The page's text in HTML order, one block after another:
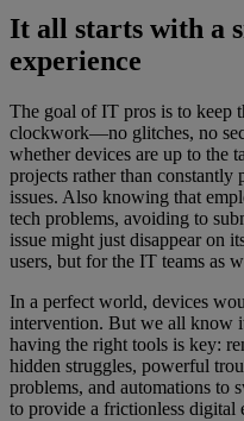
It all starts with a
experience
The goal of IT pros is to keep
clockwork—no glitches, no
whether devices are up to the
projects rather than constantly
issues. Also knowing that
tech problems, avoiding to
issue might just disappear on
users, but for the IT teams as
In a perfect world, devices
intervention. But we all know
having the right tools is key:
hidden struggles, powerful
problems, and automations to
to provide a frictionless digital